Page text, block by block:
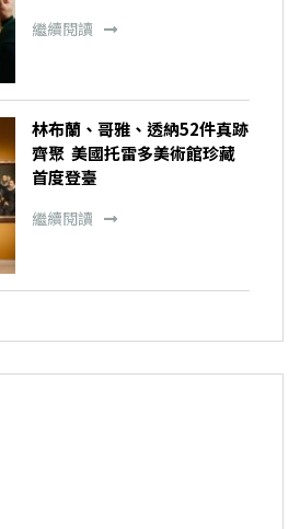
繼續閱讀
林布蘭、哥雅、透納52件真跡
齊聚 美國托雷多美術館珍藏
首度登臺
繼續閱讀